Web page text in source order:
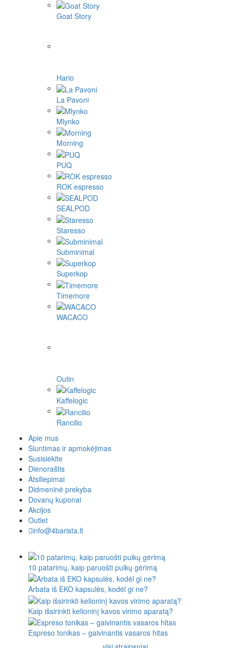
Goat Story
Hario
La Pavoni
Mlynko
Morning
PUQ
ROK espresso
SEALPOD
Staresso
Subminimal
Superkop
Timemore
WACACO
Outin
Kaffelogic
Rancilio
Apie mus
Siuntimas ir apmokėjimas
Susisiekite
Dienoraštis
Atsiliepimai
Didmeninė prekyba
Dovanų kuponai
Akcijos
Outlet
info@4barista.lt
10 patarimų, kaip paruošti puikų gėrimą
Arbata iš EKO kapsulės, kodėl gi ne?
Kaip išsirinkti kelioninį kavos virimo aparatą?
Espreso tonikas – gaivinantis vasaros hitas